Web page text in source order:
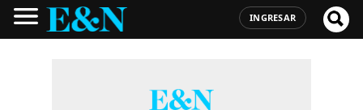
INGRESAR